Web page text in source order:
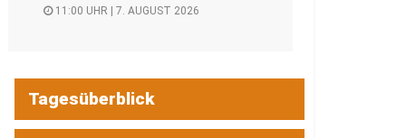
11:00 UHR | 7. AUGUST 2026
Tagesüberblick